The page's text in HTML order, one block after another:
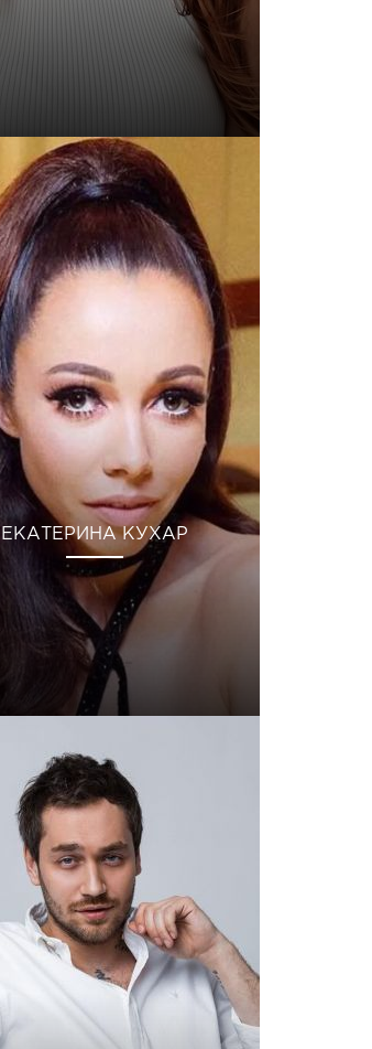
ЕКАТЕРИНА КУХАР